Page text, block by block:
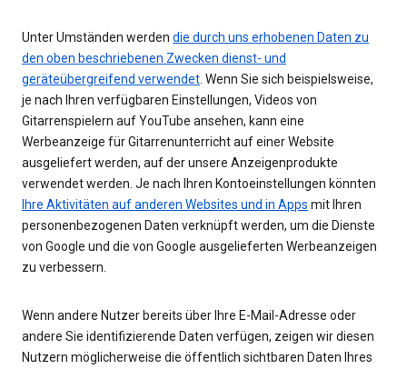
Unter Umständen werden die durch uns erhobenen Daten zu
den oben beschriebenen Zwecken dienst- und
geräteübergreifend verwendet . Wenn Sie sich beispielsweise,
je nach Ihren verfügbaren Einstellungen, Videos von
Gitarrenspielern auf YouTube ansehen, kann eine
Werbeanzeige für Gitarrenunterricht auf einer Website
ausgeliefert werden, auf der unsere Anzeigenprodukte
verwendet werden. Je nach Ihren Kontoeinstellungen könnten
Ihre Aktivitäten auf anderen Websites und in Apps mit Ihren
personenbezogenen Daten verknüpft werden, um die Dienste
von Google und die von Google ausgelieferten Werbeanzeigen
zu verbessern.
Wenn andere Nutzer bereits über Ihre E-Mail-Adresse oder
andere Sie identifizierende Daten verfügen, zeigen wir diesen
Nutzern möglicherweise die öffentlich sichtbaren Daten Ihres